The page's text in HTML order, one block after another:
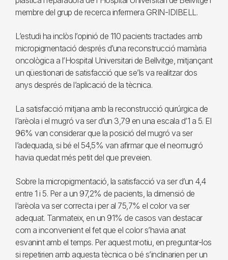
membre del grup de recerca infermera GRIN-IDIBELL.
L’estudi ha inclòs l’opinió de 110 pacients tractades amb
micropigmentació després d’una reconstrucció mamària
oncològica a l’Hospital Universitari de Bellvitge, mitjançant
un qüestionari de satisfacció que se’ls va realitzar dos
anys després de l’aplicació de la tècnica.
La satisfacció mitjana amb la reconstrucció quirúrgica de
l’arèola i el mugró va ser d’un 3,79 en una escala d’1 a 5. El
96% van considerar que la posició del mugró va ser
l’adequada, si bé el 54,5% van afirmar que el neomugró
havia quedat més petit del que preveien.
Sobre la micropigmentació, la satisfacció va ser d’un 4,4
entre 1 i 5. Per a un 97,2% de pacients, la dimensió de
l’arèola va ser correcta i per al 75,7% el color va ser
adequat. Tanmateix, en un 91% de casos van destacar
com a inconvenient el fet que el color s’havia anat
esvanint amb el temps. Per aquest motiu, en preguntar-los
si repetirien amb aquesta tècnica o bé s’inclinarien per un